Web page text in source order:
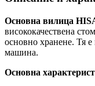
Основна вилица
висококачествена
основно хранене. Тя
машина.
Основна